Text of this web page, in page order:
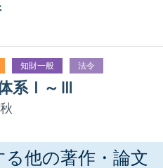
知財一般 法令
系Ⅰ～Ⅲ
他の著作・論文